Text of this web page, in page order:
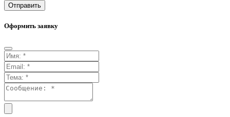
Отправить
Оформить заявку